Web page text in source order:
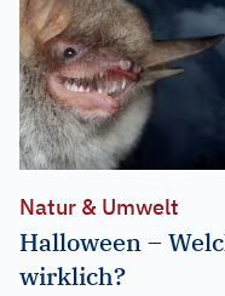
Natur & Umwelt
Halloween –
wirklich?